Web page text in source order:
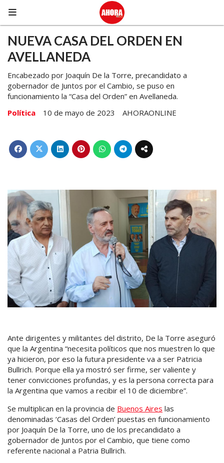
NUEVA CASA DEL ORDEN EN
AVELLANEDA
Encabezado por Joaquín De la Torre, precandidato a
gobernador de Juntos por el Cambio, se puso en
funcionamiento la “Casa del Orden” en Avellaneda.
Política
10 de mayo de 2023 AHORAONLINE
Ante dirigentes y militantes del distrito, De la Torre aseguró
que la Argentina “necesita políticos que nos muestren lo que
ya hicieron, por eso la futura presidente va a ser Patricia
Bullrich. Porque ella ya mostró ser firme, ser valiente y
tener convicciones profundas, y es la persona correcta para
la Argentina que vamos a recibir el 10 de diciembre”.
Se multiplican en la provincia de Buenos Aires las
denominadas ‘Casas del Orden’ puestas en funcionamiento
por Joaquín De la Torre, uno de los precandidato a
gobernador de Juntos por el Cambio, que tiene como
referente nacional a Patria Bullrich.